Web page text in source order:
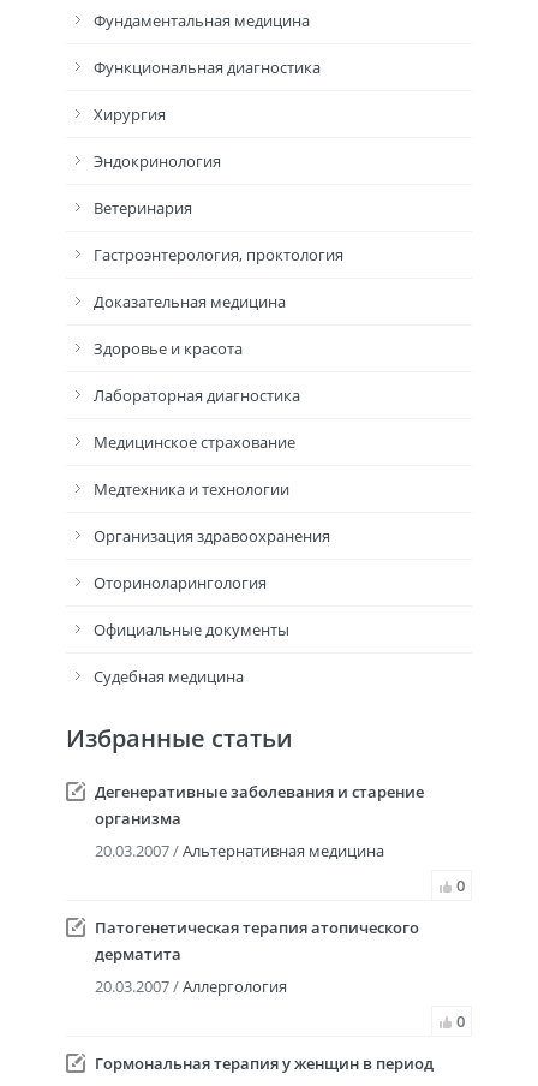
Фундаментальная медицина
Функциональная диагностика
Хирургия
Эндокринология
Ветеринария
Гастроэнтерология, проктология
Доказательная медицина
Здоровье и красота
Лабораторная диагностика
Медицинское страхование
Медтехника и технологии
Организация здравоохранения
Оториноларингология
Официальные документы
Судебная медицина
Избранные статьи
Дегенеративные заболевания и старение
организма
20.03.2007 /Альтернативная медицина
0
Патогенетическая терапия атопического
дерматита
20.03.2007 /Аллергология
0
Гормональная терапия у женщин в период